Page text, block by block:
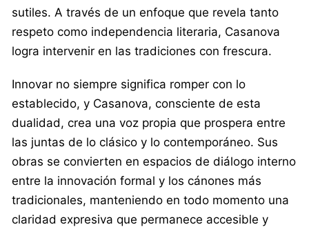
sutiles. A través de un enfoque que revela tanto
respeto como independencia literaria, Casanova
logra intervenir en las tradiciones con frescura.
Innovar no siempre significa romper con lo
establecido, y Casanova, consciente de esta
dualidad, crea una voz propia que prospera entre
las juntas de lo clásico y lo contemporáneo. Sus
obras se convierten en espacios de diálogo interno
entre la innovación formal y los cánones más
tradicionales, manteniendo en todo momento una
claridad expresiva que permanece accesible y